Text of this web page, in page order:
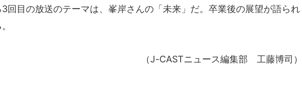
回目の放送のテーマは、峯岸さんの「未来」だ。卒業後の展望が語られ
（J-CASTニュース編集部 工藤博司）